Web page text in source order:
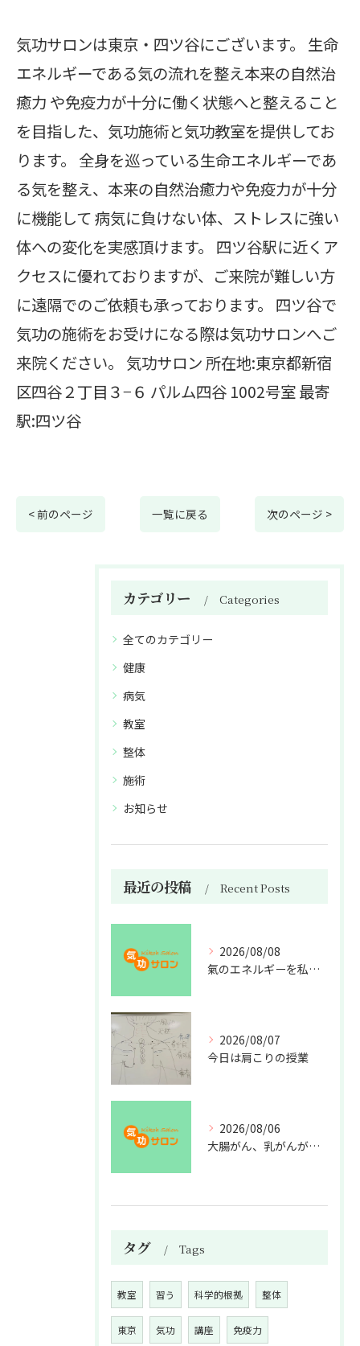
気功サロンは東京・四ツ谷にございます。 生命
エネルギーである気の流れを整え本来の自然治
癒力 や免疫力が十分に働く状態へと整えること
を目指した、気功施術と気功教室を提供してお
ります。 全身を巡っている生命エネルギーであ
る気を整え、本来の自然治癒力や免疫力が十分
に機能して 病気に負けない体、ストレスに強い
体への変化を実感頂けます。 四ツ谷駅に近くア
クセスに優れておりますが、ご来院が難しい方
に遠隔でのご依頼も承っております。 四ツ谷で
気功の施術をお受けになる際は気功サロンへご
来院ください。 気功サロン 所在地:東京都新宿
区四谷２丁目３−６ パルム四谷 1002号室 最寄
駅:四ツ谷
< 前のページ 一覧に戻る 次のページ >
カテゴリー Categories
全てのカテゴリー
健康
病気
教室
整体
施術
お知らせ
最近の投稿 Recent Posts
2026/08/08
氣のエネルギーを私利私欲のために使うな
2026/08/07
今日は肩こりの授業
2026/08/06
大腸がん、乳がんが増えた理由
タグ Tags
教室 習う 科学的根拠 整体
東京 気功 講座 免疫力